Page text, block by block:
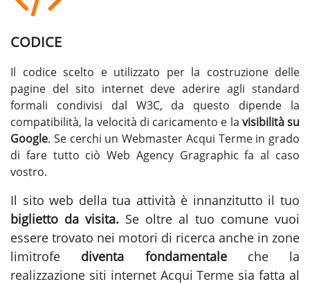
CODICE
Il codice scelto e utilizzato per la costruzione delle
pagine del sito internet deve aderire agli standard
formali condivisi dal W3C, da questo dipende la
compatibilità, la velocità di caricamento e la visibilità su
Google. Se cerchi un Webmaster Acqui Termein grado
di fare tutto ciò Web Agency Gragraphic fa al caso
vostro.
Il sito web della tua attività è innanzitutto il tuo
biglietto da visita. Se oltre al tuo comune vuoi
essere trovato nei motori di ricerca anche in zone
limitrofe diventa fondamentaleche la
realizzazione siti internet Acqui Terme sia fatta al